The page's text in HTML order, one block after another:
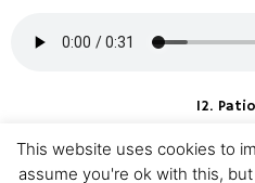
12.
This website uses cookies to
assume you're ok with this,